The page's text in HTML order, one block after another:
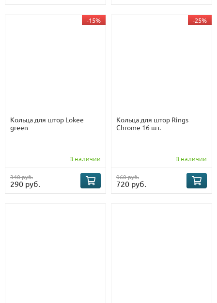
-15%
Кольца для штор Lokee
green
В наличии
340 руб.
290 руб.
-25%
Кольца для штор Rings
Chrome 16 шт.
В наличии
960 руб.
720 руб.